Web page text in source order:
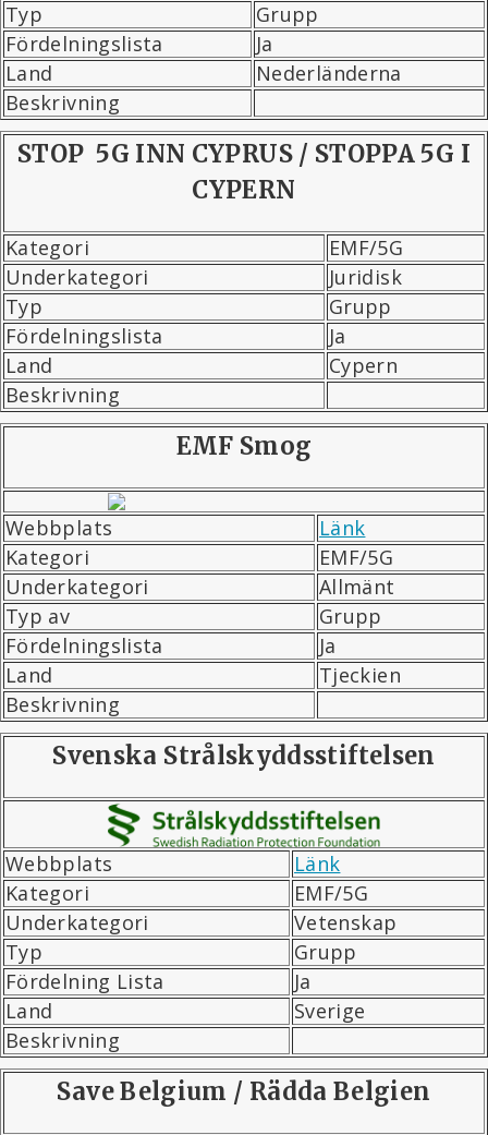
Typ
Grupp
Fördelningslista
Ja
Land
Nederländerna
Beskrivning
STOP 5G INN CYPRUS / STOPPA 5G I
CYPERN
Kategori
EMF/5G
Underkategori
Juridisk
Typ
Grupp
Fördelningslista
Ja
Land
Cypern
Beskrivning
EMF Smog
Webbplats
Länk
Kategori
EMF/5G
Underkategori
Allmänt
Typ av
Grupp
Fördelningslista
Ja
Land
Tjeckien
Beskrivning
Svenska Strålskyddsstiftelsen
Webbplats
Länk
Kategori
EMF/5G
Underkategori
Vetenskap
Typ
Grupp
Fördelning Lista
Ja
Land
Sverige
Beskrivning
Save Belgium / Rädda Belgien